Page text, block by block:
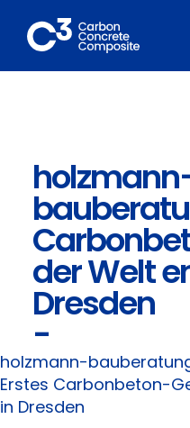
Inhalt
springen
Mitglieder
Fachbereiche
Carbonbeton
Suche
nach:
der Welt
Dresden
-
holzmann-
Erstes Carbonbeton-
in Dresden